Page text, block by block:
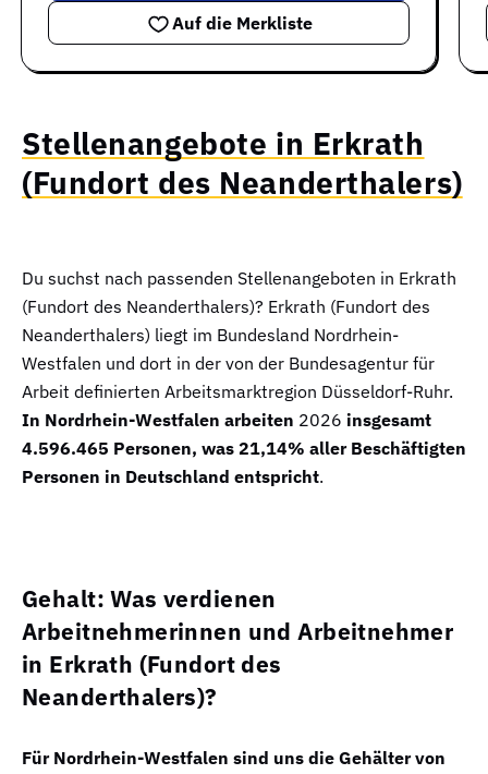
Auf die Merkliste
Stellenangebote in Erkrath
(Fundort des Neanderthalers)
Du suchst nach passenden Stellenangeboten in Erkrath
(Fundort des Neanderthalers)? Erkrath (Fundort des
Neanderthalers) liegt im Bundesland Nordrhein-
Westfalen und dort in der von der Bundesagentur für
Arbeit definierten Arbeitsmarktregion Düsseldorf-Ruhr.
In Nordrhein-Westfalen arbeiten 2026 insgesamt
4.596.465 Personen, was 21,14% aller Beschäftigten
Personen in Deutschland entspricht.
Gehalt: Was verdienen
Arbeitnehmerinnen und Arbeitnehmer
in Erkrath (Fundort des
Neanderthalers)?
Für Nordrhein-Westfalen sind uns die Gehälter von